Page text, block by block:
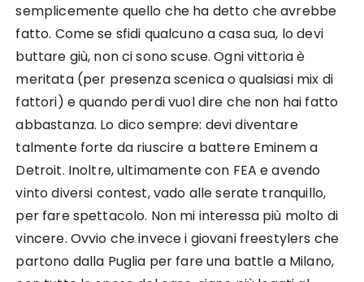
semplicemente quello che ha detto che avrebbe
fatto. Come se sfidi qualcuno a casa sua, lo devi
buttare giù, non ci sono scuse. Ogni vittoria è
meritata (per presenza scenica o qualsiasi mix di
fattori) e quando perdi vuol dire che non hai fatto
abbastanza. Lo dico sempre: devi diventare
talmente forte da riuscire a battere Eminem a
Detroit. Inoltre, ultimamente con FEA e avendo
vinto diversi contest, vado alle serate tranquillo,
per fare spettacolo. Non mi interessa più molto di
vincere. Ovvio che invece i giovani freestylers che
partono dalla Puglia per fare una battle a Milano,